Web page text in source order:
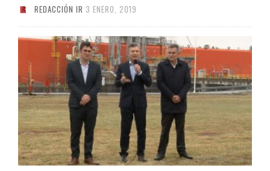
REDACCIÓN IR 3 ENERO, 2019